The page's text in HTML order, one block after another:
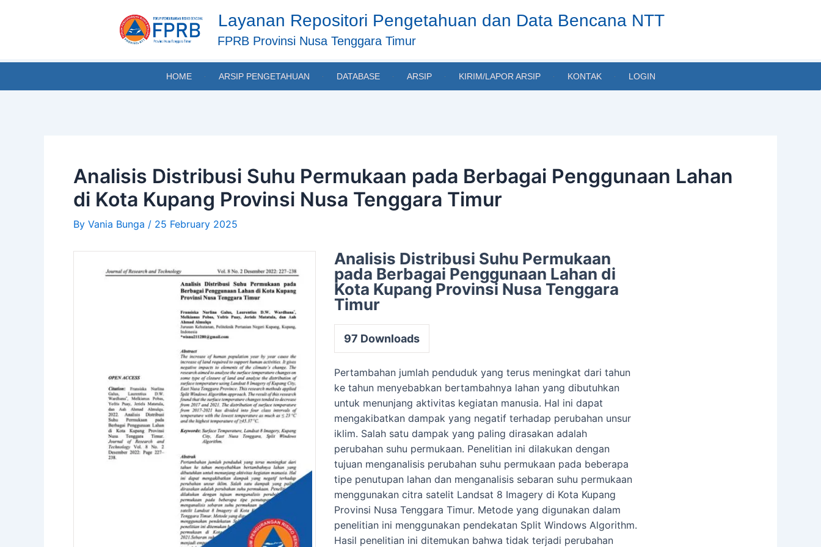
Layanan Repositori Pengetahuan dan Data Bencana NTT
FPRB Provinsi Nusa Tenggara Timur
HOME ARSIP PENGETAHUAN DATABASE ARSIP KIRIM/LAPOR ARSIP KONTAK LOGIN
Analisis Distribusi Suhu Permukaan pada Berbagai Penggunaan Lahan
di Kota Kupang Provinsi Nusa Tenggara Timur
By Vania Bunga / 25 February 2025
Analisis Distribusi Suhu Permukaan
pada Berbagai Penggunaan Lahan di
Kota Kupang Provinsi Nusa Tenggara
Timur
97 Downloads
Pertambahan jumlah penduduk yang terus meningkat dari tahun
ke tahun menyebabkan bertambahnya lahan yang dibutuhkan
untuk menunjang aktivitas kegiatan manusia. Hal ini dapat
mengakibatkan dampak yang negatif terhadap perubahan unsur
iklim. Salah satu dampak yang paling dirasakan adalah
perubahan suhu permukaan. Penelitian ini dilakukan dengan
tujuan menganalisis perubahan suhu permukaan pada beberapa
tipe penutupan lahan dan menganalisis sebaran suhu permukaan
menggunakan citra satelit Landsat 8 Imagery di Kota Kupang
Provinsi Nusa Tenggara Timur. Metode yang digunakan dalam
penelitian ini menggunakan pendekatan Split Windows Algorithm.
Hasil penelitian ini ditemukan bahwa tidak terjadi perubahan
navigation